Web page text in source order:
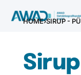
HOME›SIRUP -
Sirup